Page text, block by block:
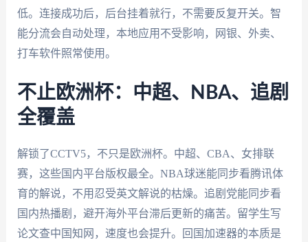
低。连接成功后，后台挂着就行，不需要反复开关。智
能分流会自动处理，本地应用不受影响，网银、外卖、
打车软件照常使用。
不止欧洲杯：中超、NBA、追剧
全覆盖
解锁了CCTV5，不只是欧洲杯。中超、CBA、女排联
赛，这些国内平台版权最全。NBA球迷能同步看腾讯体
育的解说，不用忍受英文解说的枯燥。追剧党能同步看
国内热播剧，避开海外平台滞后更新的痛苦。留学生写
论文查中国知网，速度也会提升。回国加速器的本质是